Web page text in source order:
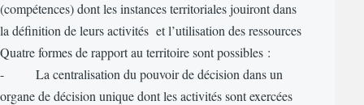
(compétences) dont les instances territoriales jouiront dans
la définition de leurs activités et l’utilisation des ressources
Quatre formes de rapport au territoire sont possibles :
- La centralisation du pouvoir de décision dans un
organe de décision unique dont les activités sont exercées